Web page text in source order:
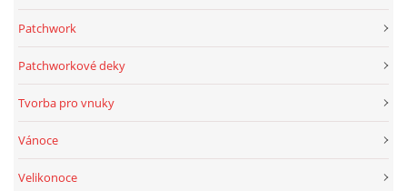
Patchwork
Patchworkové deky
Tvorba pro vnuky
Vánoce
Velikonoce